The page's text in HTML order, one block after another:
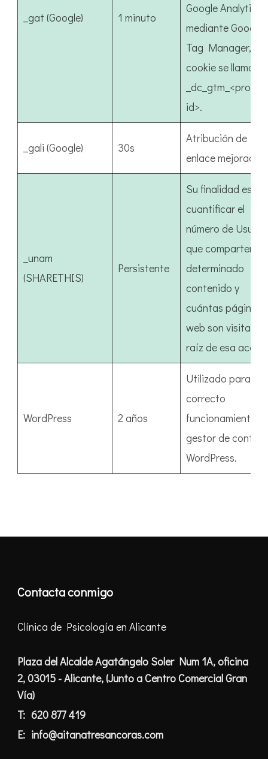
_gat (Google) 1 minuto
Google Analytics
mediante Google
Tag Manager,
cookie se llamará
id>.
_gali (Google) 30s
Atribución de
enlace mejorada.
_unam
(SHARETHIS)
Persistente
Su finalidad es
cuantificar el
número de
que comparten un
determinado
contenido y
cuántas páginas
web son
raíz de esa
WordPress 2 años
Utilizado para el
correcto
funcionamiento
gestor de
WordPress.
Contacta conmigo
Clínica de Psicología en Alicante
Plaza del Alcalde Agatángelo Soler Num 1A, oficina
2, 03015 - Alicante, (Junto a Centro Comercial Gran
Vía)
T: 620 877 419
E: info@aitanatresancoras.com